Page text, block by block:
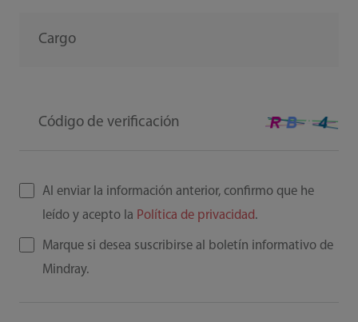
Cargo
Código de verificación
Al enviar la información anterior, confirmo que he
leído y acepto la Política de privacidad.
Marque si desea suscribirse al boletín informativo de
Mindray.